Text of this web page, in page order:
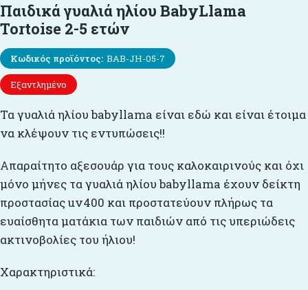
Παιδικά γυαλιά ηλίου BabyLlama
Tortoise 2-5 ετών
Κωδικός προϊόντος: BAB-JH-05-7
Εξαντλημένο
Τα γυαλιά ηλίου babyllama είναι εδώ και είναι έτοιμα
να κλέψουν τις εντυπώσεις!!
Απαραίτητο αξεσουάρ για τους καλοκαιρινούς και όχι
μόνο μήνες τα γυαλιά ηλίου babyllama έχουν δείκτη
προστασίας uv400 και προστατεύουν πλήρως τα
ευαίσθητα ματάκια των παιδιών από τις υπεριώδεις
ακτινοβολίες του ήλιου!
Xαρακτηριστικά: